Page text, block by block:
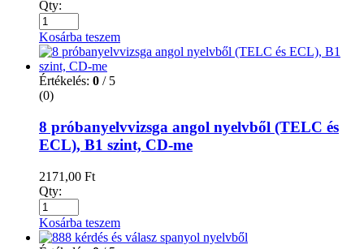
Qty:
Kosárba teszem
Értékelés: 0 / 5
(0)
8 próbanyelvvizsga angol nyelvből (TELC és
ECL), B1 szint, CD-me
2171,00 Ft
Qty:
Kosárba teszem